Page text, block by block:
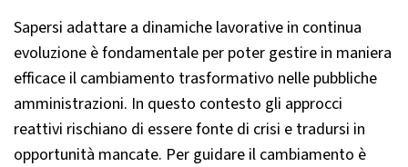
Sapersi adattare a dinamiche lavorative in continua
evoluzione è fondamentale per poter gestire in maniera
efficace il cambiamento trasformativo nelle pubbliche
amministrazioni. In questo contesto gli approcci
reattivi rischiano di essere fonte di crisi e tradursi in
opportunità mancate. Per guidare il cambiamento è